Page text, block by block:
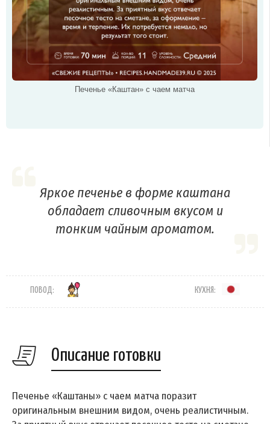
Печенье «Каштан» с чаем матча
Яркое печенье в форме каштана
обладает сливочным вкусом и
тонким чайным ароматом.
ПОВОД: КУХНЯ:
Описание готовки
Печенье «Каштаны» с чаем матча поразит
оригинальным внешним видом, очень реалистичным.